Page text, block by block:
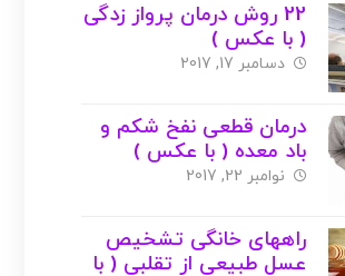
22 روش درمان پرواز زدگی
( با عکس )
دسامبر 17, 2017
درمان قطعی نفخ شکم و
باد معده ( با عکس )
نوامبر 22, 2017
راههای خانگی تشخیص
عسل طبیعی از تقلبی ( با